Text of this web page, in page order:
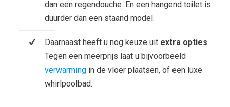
dan een regendouche. En een hangend toilet is
duurder dan een staand model.
Daarnaast heeft u nog keuze uit extra opties.
Tegen een meerprijs laat u bijvoorbeeld
verwarmingin de vloer plaatsen, of een luxe
whirlpoolbad.